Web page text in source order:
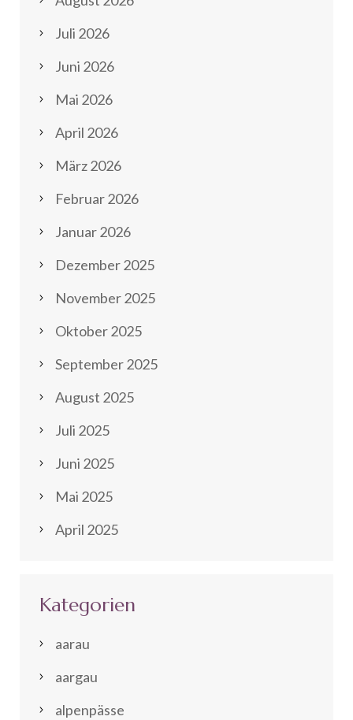
Juli 2026
Juni 2026
Mai 2026
April 2026
März 2026
Februar 2026
Januar 2026
Dezember 2025
November 2025
Oktober 2025
September 2025
August 2025
Juli 2025
Juni 2025
Mai 2025
April 2025
Kategorien
aarau
aargau
alpenpässe